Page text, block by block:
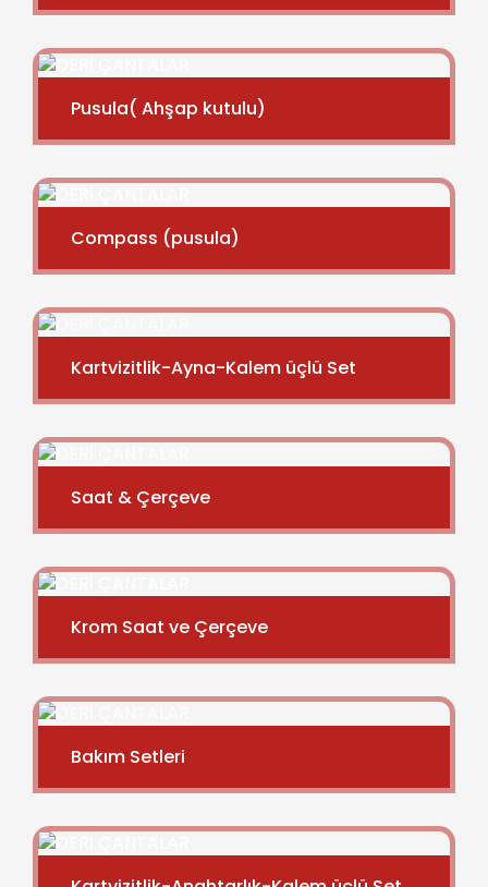
Pusula( Ahşap kutulu)
Compass (pusula)
Kartvizitlik-Ayna-Kalem üçlü Set
Saat & Çerçeve
Krom Saat ve Çerçeve
Bakım Setleri